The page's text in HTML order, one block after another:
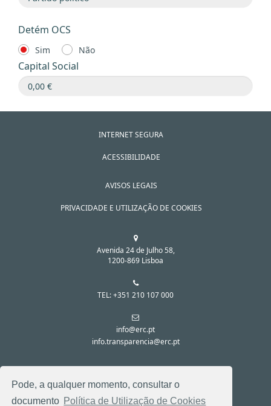
Pode, a qualquer momento, consultar o
documento Política de Utilização de Cookies
Detém OCS
Sim Não
Capital Social
INTERNET SEGURA
ACESSIBILIDADE
AVISOS LEGAIS
PRIVACIDADE E UTILIZAÇÃO DE COOKIES
Avenida 24 de Julho 58,
1200-869 Lisboa
TEL: +351 210 107 000
info@erc.pt
info.transparencia@erc.pt